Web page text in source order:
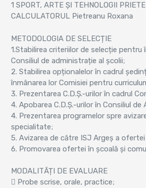
1 SPORT, ARTE ȘI TEHNOLOGII
CALCULATORUL Pietreanu Roxana
METODOLOGIA DE SELECȚIE
1.Stabilirea criteriilor de selecție pentru
Consiliul de administrație al școlii;
2. Stabilirea opționalelor în cadrul
înmânarea lor Comisiei pentru
3. Prezentarea C.D.Ș.-urilor în cadrul
4. Apobarea C.D.Ș.-urilor în Consiliul
4. Prezentarea programelor spre
specialitate;
5. Avizarea de către ISJ Argeș a
6. Promovarea ofertei în școală și
MODALITĂȚI DE EVALUARE
 Probe scrise, orale, practice;